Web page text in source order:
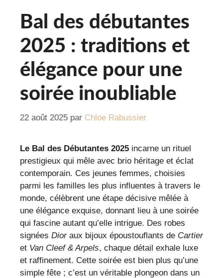
Bal des débutantes
2025 : traditions et
élégance pour une
soirée inoubliable
22 août 2025 par Chloe Rabussier
Le Bal des Débutantes 2025 incarne un rituel
prestigieux qui mêle avec brio héritage et éclat
contemporain. Ces jeunes femmes, choisies
parmi les familles les plus influentes à travers le
monde, célèbrent une étape décisive mêlée à
une élégance exquise, donnant lieu à une soirée
qui fascine autant qu’elle intrigue. Des robes
signées Dioraux bijoux époustouflants de Cartier
et Van Cleef & Arpels, chaque détail exhale luxe
et raffinement. Cette soirée est bien plus qu’une
simple fête ; c’est un véritable plongeon dans un